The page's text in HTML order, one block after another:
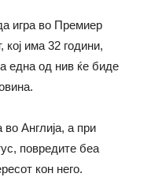
игра во Премиер
има 32 години,
една од нив ќе биде
Англија, а при
повредите беа
кон него.